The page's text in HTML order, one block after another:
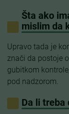
Šta ako
mislim da
Upravo tada je
znači da postoje
gubitkom
pod nadzorom.
Da li treba